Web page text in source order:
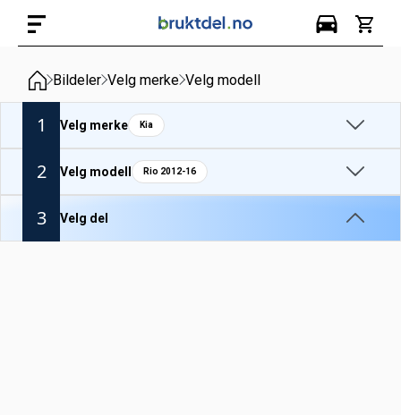
Bildeler Velg merke Velg modell
1 Velg merke Kia
2 Velg modell Rio 2012-16
3 Velg del